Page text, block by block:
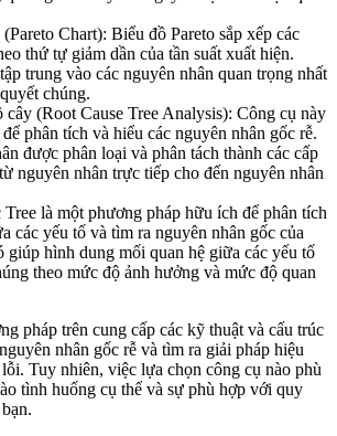
Chart): Biểu đồ Pareto sắp xếp các
thứ tự giảm dần của tần suất xuất hiện.
trung vào các nguyên nhân quan trọng nhất
chúng.
cây (Root Cause Tree Analysis): Công cụ này
phân tích và hiểu các nguyên nhân gốc rễ.
được phân loại và phân tách thành các cấp
nguyên nhân trực tiếp cho đến nguyên nhân
là một phương pháp hữu ích để phân tích
các yếu tố và tìm ra nguyên nhân gốc của
giúp hình dung mối quan hệ giữa các yếu tố
theo mức độ ảnh hưởng và mức độ quan
pháp trên cung cấp các kỹ thuật và cấu trúc
nhân gốc rễ và tìm ra giải pháp hiệu
Tuy nhiên, việc lựa chọn công cụ nào phù
tình huống cụ thể và sự phù hợp với quy